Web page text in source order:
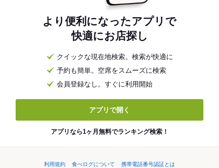
より便利になったアプリで
快適にお店探し
クイックな現在地検索。検索が快適に
予約も簡単。空席をスムーズに検索
会員登録なし。すぐに利用開始
アプリで開く
アプリなら1ヶ月無料でランキング検索！
利用規約 食べログについて
携帯電話番号認証とは